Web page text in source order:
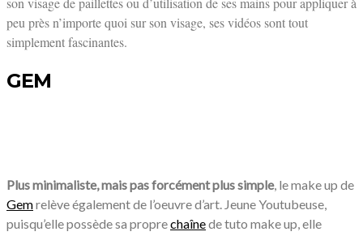
peu près n’importe quoi sur son visage, ses vidéos sont tout
simplement fascinantes.
GEM
Plus minimaliste, mais pas forcément plus simple, le make up de
Gemrelève également de l’oeuvre d’art. Jeune Youtubeuse,
puisqu’elle possède sa proprechaînede tuto make up, elle